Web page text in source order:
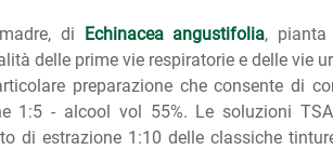
di Echinacea angustifolia, pianta
delle prime vie respiratorie e delle vie
preparazione che consente di
1:5 - alcool vol 55%. Le soluzioni
di estrazione 1:10 delle classiche